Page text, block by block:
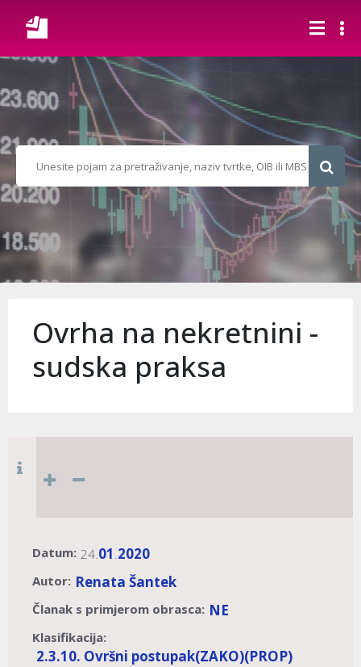
Ovrha na nekretnini -
sudska praksa
Datum: 24.01 .2020
Autor: Renata Šantek
Članak s primjerom obrasca: NE
Klasifikacija:
2.3.10. Ovršni postupak(ZAKO)(PROP)